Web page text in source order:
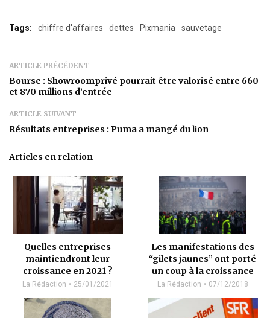
Tags: chiffre d'affaires dettes Pixmania sauvetage
ARTICLE PRÉCÉDENT
Bourse : Showroomprivé pourrait être valorisé entre 660
et 870 millions d’entrée
ARTICLE SUIVANT
Résultats entreprises : Puma a mangé du lion
Articles en relation
Quelles entreprises
maintiendront leur
croissance en 2021 ?
La Rédaction 25/01/2021
Les manifestations des
“gilets jaunes” ont porté
un coup à la croissance
La Rédaction 07/12/2018